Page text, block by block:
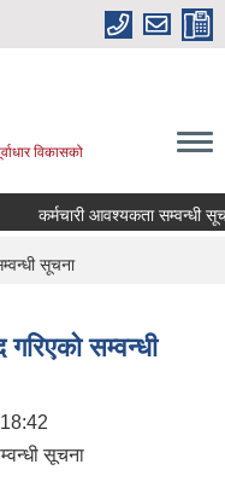
विकासको
कर्मचारी आवश्यकता सम्वन्धी सूचना
सूचना
सम्वन्धी
सूचना